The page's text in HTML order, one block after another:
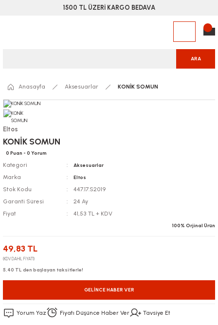
1500 TL ÜZERİ KARGO BEDAVA
ARA
Anasayfa Aksesuarlar KONİK SOMUN
Eltos
KONİK SOMUN
0 Puan - 0 Yorum
Kategori Aksesuarlar
Marka Eltos
Stok Kodu
447.17.S2019
Garanti Süresi
24 Ay
Fiyat
41,53 TL + KDV
100% Orjinal Ürün
49,83 TL
(KDV DAHİL FİYATI)
5,40 TL den başlayan taksitlerle!
GELINCE HABER VER
Yorum Yaz Fiyatı Düşünce Haber Ver Tavsiye Et